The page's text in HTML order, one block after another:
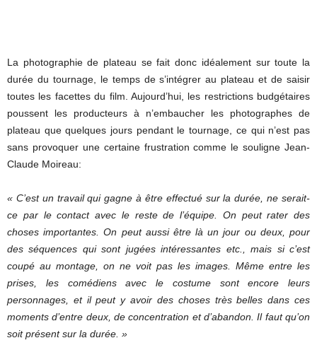
La photographie de plateau se fait donc idéalement sur toute la
durée du tournage, le temps de s’intégrer au plateau et de saisir
toutes les facettes du film. Aujourd’hui, les restrictions budgétaires
poussent les producteurs à n’embaucher les photographes de
plateau que quelques jours pendant le tournage, ce qui n’est pas
sans provoquer une certaine frustration comme le souligne Jean-
Claude Moireau:
« C’est un travail qui gagne à être effectué sur la durée, ne serait-
ce par le contact avec le reste de l’équipe. On peut rater des
choses importantes. On peut aussi être là un jour ou deux, pour
des séquences qui sont jugées intéressantes etc., mais si c’est
coupé au montage, on ne voit pas les images. Même entre les
prises, les comédiens avec le costume sont encore leurs
personnages, et il peut y avoir des choses très belles dans ces
moments d’entre deux, de concentration et d’abandon. Il faut qu’on
soit présent sur la durée. »